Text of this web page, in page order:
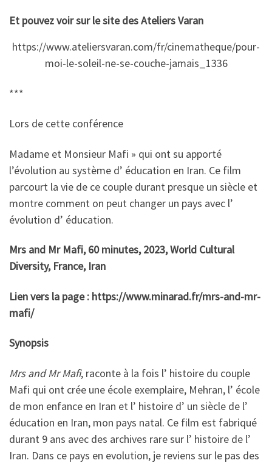
Et pouvez voir sur le site des Ateliers Varan
https://www.ateliersvaran.com/fr/cinematheque/pour-
moi-le-soleil-ne-se-couche-jamais_1336
***
Lors de cette conférence
Madame et Monsieur Mafi » qui ont su apporté
l’évolution au système d’ éducation en Iran. Ce film
parcourt la vie de ce couple durant presque un siècle et
montre comment on peut changer un pays avec l’
évolution d’ éducation.
Mrs and Mr Mafi, 60 minutes, 2023, World Cultural
Diversity, France, Iran
Lien vers la page : https://www.minarad.fr/mrs-and-mr-
mafi/
Synopsis
Mrs and Mr Mafi, raconte à la fois l’ histoire du couple
Mafi qui ont crée une école exemplaire, Mehran, l’ école
de mon enfance en Iran et l’ histoire d’ un siècle de l’
éducation en Iran, mon pays natal. Ce film est fabriqué
durant 9 ans avec des archives rare sur l’ histoire de l’
Iran. Dans ce pays en evolution, je reviens sur le pas des